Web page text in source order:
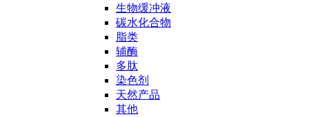
生物缓冲液
碳水化合物
脂类
辅酶
多肽
染色剂
天然产品
其他